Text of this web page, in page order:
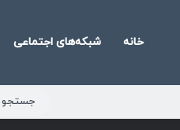
خانه شبکه‌های اجتماعی